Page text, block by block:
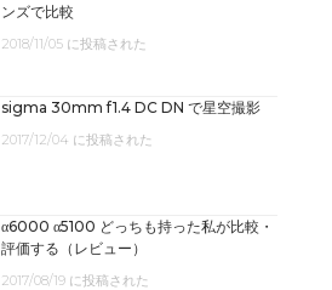
ンズで比較
2018/11/05 に投稿された
sigma 30mm f1.4 DC DN で星空撮影
2017/12/04 に投稿された
α6000 α5100 どっちも持った私が比較・
評価する（レビュー）
2017/08/19 に投稿された